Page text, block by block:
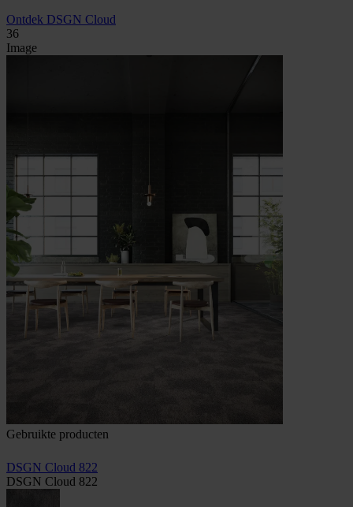
Ontdek DSGN Cloud
36
Image
Gebruikte producten
DSGN Cloud 822
DSGN Cloud 822